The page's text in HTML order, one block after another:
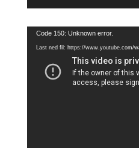
Videoavspiller
Code 150: Unknown error.
Last ned fil: https://www.youtube.com/